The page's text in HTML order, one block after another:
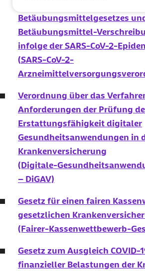
Betäubungsmittelgesetzes
Betäubungsmittel-
infolge der SARS-CoV-2-
(SARS-CoV-2-
Verordnung über das
Anforderungen der Prüfung
Erstattungsfähigkeit digitaler
Gesundheitsanwendungen in
Krankenversicherung
(Digitale-
– DiGAV)
Gesetz für einen fairen
gesetzlichen
(Fairer-Kassenwettbewerb-
Gesetz zum Ausgleich COVID-
finanzieller Belastungen der